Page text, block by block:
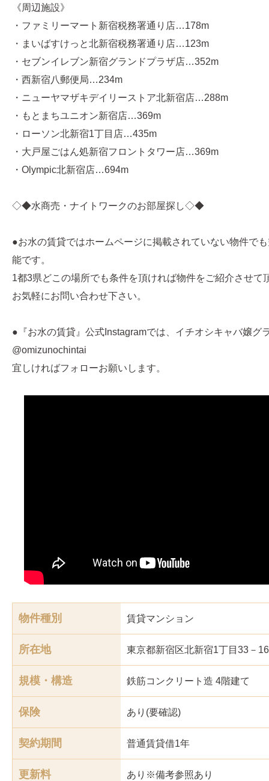
《周辺施設》
・ファミリーマート新宿税務署通り店…178m
・まいばすけっと北新宿税務署通り店…123m
・セブンイレブン新宿グランドプラザ店…352m
・西新宿八郵便局…234m
・ニューヤマザキデイリーストア北新宿店…288m
・もとまちユニオン新宿店…369m
・ローソン北新宿1丁目店…435m
・大戸屋ごはん処新宿フロントタワー店…369m
・Olympic北新宿店…694m
◇◆水商売・ナイトワークのお部屋探し◇◆
●お水の賃貸ではホームページに掲載されていない物件で
能です。
1都3県どこの場所でも条件を頂ければ物件をご紹介させて
お気軽にお問い合わせ下さい。
●『お水の賃貸』公式Instagramでは、イチオシキャバ嬢グ
@omizunochintai
宜しければフォローお願いします。
物件種別 賃貸マンション
所在地 東京都新宿区北新宿1丁目33－16
規模・構造 鉄筋コンクリート造 4階建て
保険 あり(要確認)
契約期間 普通賃貸借1年
更新料 あり※備考参照あり